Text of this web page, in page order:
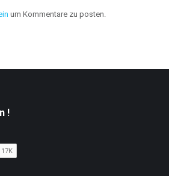
um Kommentare zu posten.
!